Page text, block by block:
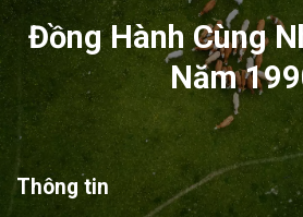
Đồng Hành Cùng
Năm
Thông tin